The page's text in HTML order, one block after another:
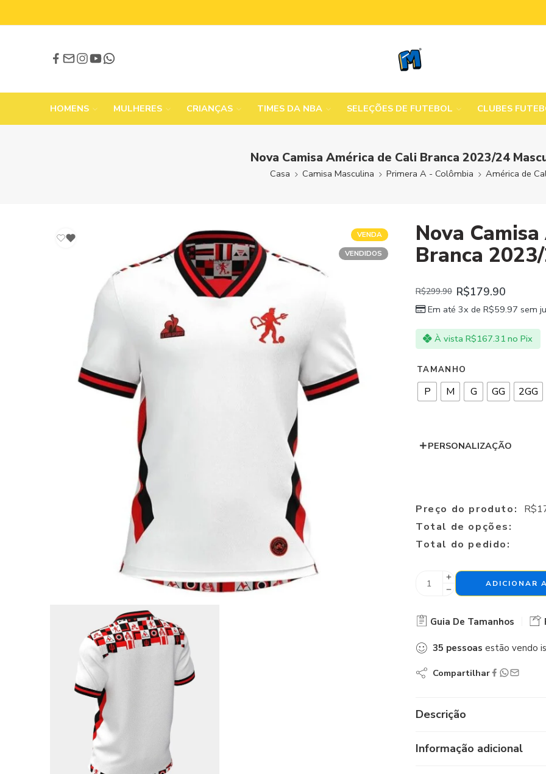
HOMENS MULHERES CRIANÇAS TIMES DA NBA SELEÇÕES DE FUTEBOL CLUBES
Nova Camisa América de Cali Branca 2023/24
Casa Camisa Masculina Primera A - Colômbia América de
VENDA
VENDIDOS
Nova
Branca
R$299.90 R$179.90
Em até 3x de R$59.97 sem
À vista R$167.31 no Pix
TAMANHO
P M G GG 2GG
PERSONALIZAÇÃO
Preço do produto: R$
Total de opções:
Total do pedido:
ADICIONAR
Guia De Tamanhos
35 pessoas estão vendo
Compartilhar
Descrição
Informação adicional